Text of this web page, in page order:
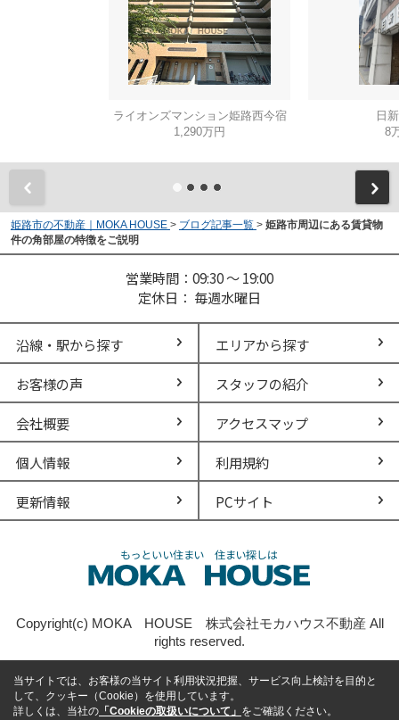
ライオンズマンション姫路西今宿
1,290万円
日
8
姫路市の不動産｜MOKA HOUSE > ブログ記事一覧 > 姫路市周辺にある賃貸物
件の角部屋の特徴をご説明
営業時間：09:30 ～ 19:00
定休日： 毎週水曜日
沿線・駅から探す エリアから探す
お客様の声 スタッフの紹介
会社概要 アクセスマップ
個人情報 利用規約
更新情報 PCサイト
Copyright(c) MOKA HOUSE 株式会社モカハウス不動産 All
rights reserved.
当サイトでは、お客様の当サイト利用状況把握、サービス向上検討を目的と
して、クッキー（Cookie）を使用しています。
詳しくは、当社の 「Cookieの取扱いについて」 をご確認ください。